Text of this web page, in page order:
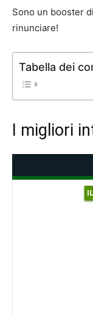
Sono un booster
rinunciare!
Tabella dei
I migliori